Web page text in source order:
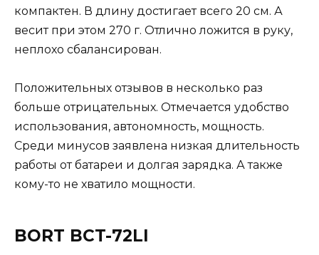
компактен. В длину достигает всего 20 см. А
весит при этом 270 г. Отлично ложится в руку,
неплохо сбалансирован.
Положительных отзывов в несколько раз
больше отрицательных. Отмечается удобство
использования, автономность, мощность.
Среди минусов заявлена низкая длительность
работы от батареи и долгая зарядка. А также
кому-то не хватило мощности.
BORT BCT-72LI